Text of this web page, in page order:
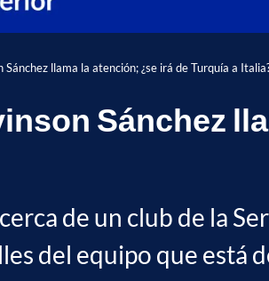
llama la atención; ¿se irá de Turquía a
Sánchez
de un club de la
del equipo que está